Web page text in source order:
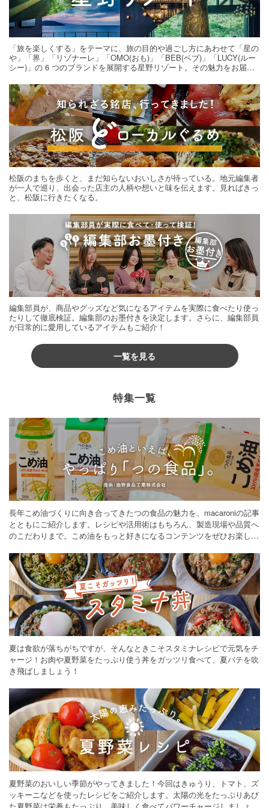
「旅を楽しくする」をテーマに、旅の目的や過ごし方にあわせて「星の
や」「界」「リゾナーレ」「OMO(おも)」「BEB(ベブ)」「LUCY(ルー
シー)」の 6 つのブランドを展開する星野リゾート。その魅力をお届け
松阪のまちを歩くと、まだ知らないおいしさが待っている。地元編集者
が一人で巡り、出会った店主の人柄や想いと味を伝えます。見ればきっ
と、松阪に行きたくなる。
編集部員が、商品やグッズなど気になるアイテムを実際に食べたり使っ
たりして徹底検証。編集部のお墨付きを決定します。さらに、編集部員
が日常的に愛用しているアイテムもご紹介！
一覧を見る
特集一覧
長年こめ油づくりに向き合ってきたつの食品の魅力を、macaroniの記事
とともにご紹介します。レシピや活用術はもちろん、製造現場や品質へ
のこだわりまで。こめ油をもっと好きになるコンテンツをぜひお楽しみ
夏は食欲が落ちがちですが、そんなときこそスタミナレシピで元気をチ
ャージ！お肉や夏野菜をたっぷり使う丼をガッツリ食べて、夏バテを吹
き飛ばしましょう！
夏野菜のおいしい季節がやってきました！今回はきゅうり、トマト、ズ
ッキーニなどを使ったレシピをご紹介します。太陽の光をたっぷりあび